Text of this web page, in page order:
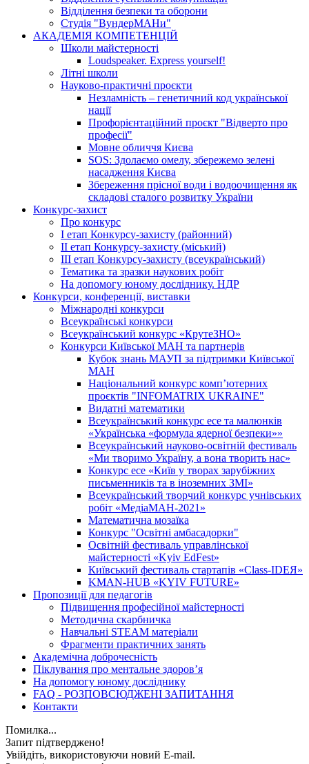
Відділення безпеки та оборони
Студія "ВундерМАНи"
АКАДЕМІЯ КОМПЕТЕНЦІЙ
Школи майстерності
Loudspeaker. Express yourself!
Літні школи
Науково-практичні проєкти
Незламність – генетичний код української
нації
Профорієнтаційний проєкт "Відверто про
професії"
Мовне обличчя Києва
SOS: Здолаємо омелу, збережемо зелені
насадження Києва
Збереження прісної води і водоочищення як
складові сталого розвитку України
Конкурс-захист
Про конкурс
І етап Конкурсу-захисту (районний)
ІІ етап Конкурсу-захисту (міський)
ІІІ етап Конкурсу-захисту (всеукраїнський)
Тематика та зразки наукових робіт
На допомогу юному досліднику. НДР
Конкурси, конференції, виставки
Міжнародні конкурси
Всеукраїнські конкурси
Всеукраїнський конкурс «КрутеЗНО»
Конкурси Київської МАН та партнерів
Кубок знань МАУП за підтримки Київської
МАН
Національний конкурс комп’ютерних
проєктів "INFOMATRIX UKRAINE"
Видатні математики
Всеукраїнський конкурс есе та малюнків
«Українська «формула ядерної безпеки»»
Всеукраїнський науково-освітній фестиваль
«Ми творимо Україну, а вона творить нас»
Конкурс есе «Київ у творах зарубіжних
письменників та в іноземних ЗМІ»
Всеукраїнський творчий конкурс учнівських
робіт «МедіаМАН-2021»
Математична мозаїка
Конкурс "Освітні амбасадорки"
Освітній фестиваль управлінської
майстерності «Kyiv EdFest»
Київський фестиваль стартапів «Class-IDEЯ»
KMAN-HUB «KYIV FUTURE»
Пропозиції для педагогів
Підвищення професійної майстерності
Методична скарбничка
Навчальні STEAM матеріали
Фрагменти практичних занять
Академічна доброчесність
Піклування про ментальне здоровʼя
На допомогу юному досліднику
FAQ - РОЗПОВСЮДЖЕНІ ЗАПИТАННЯ
Контакти
Помилка...
Запит підтверджено!
Увійдіть, використовуючи новий E-mail.